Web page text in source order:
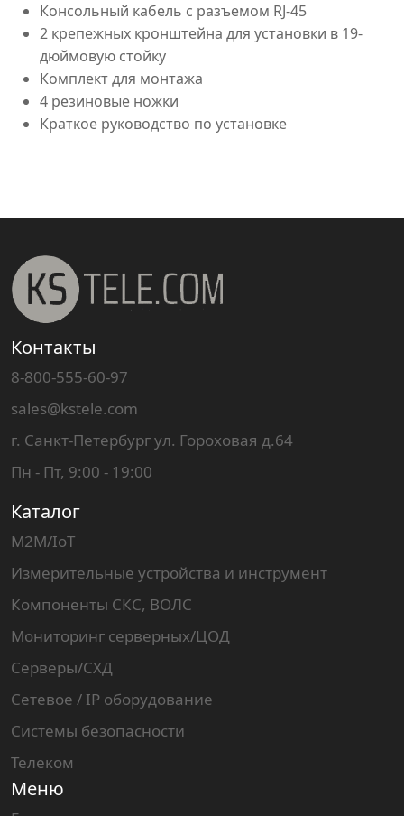
Консольный кабель с разъемом RJ-45
2 крепежных кронштейна для установки в 19-
дюймовую стойку
Комплект для монтажа
4 резиновые ножки
Краткое руководство по установке
Каталог
M2M/IoT
Измерительные устройства и инструмент
Компоненты СКС, ВОЛС
Мониторинг серверных/ЦОД
Серверы/СХД
Сетевое / IP оборудование
Системы безопасности
Телеком
Меню
Контакты
8-800-555-60-97
sales@kstele.com
г. Санкт-Петербург ул. Гороховая д.64
Пн - Пт, 9:00 - 19:00